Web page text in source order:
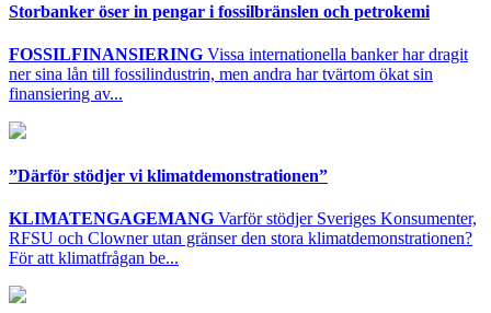
Storbanker öser in pengar i fossilbränslen och petrokemi
FOSSILFINANSIERING Vissa internationella banker har dragit
ner sina lån till fossilindustrin, men andra har tvärtom ökat sin
finansiering av...
”Därför stödjer vi klimatdemonstrationen”
KLIMATENGAGEMANG Varför stödjer Sveriges Konsumenter,
RFSU och Clowner utan gränser den stora klimatdemonstrationen?
För att klimatfrågan be...